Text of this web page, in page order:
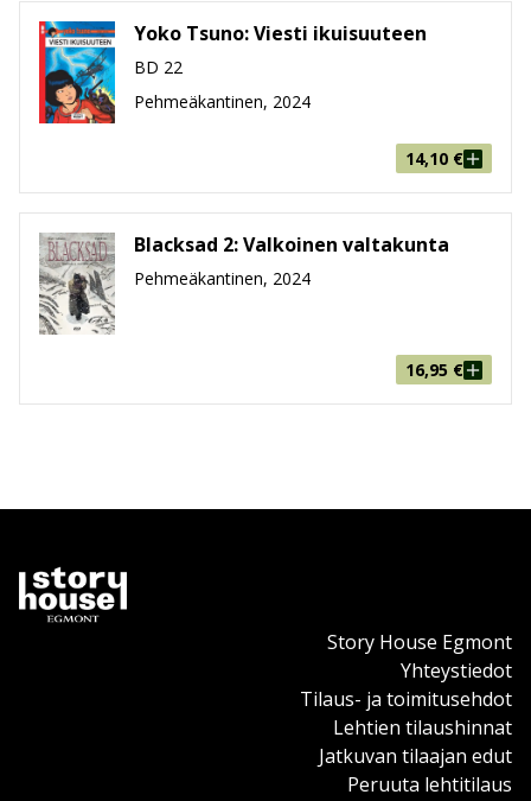
Yoko Tsuno: Viesti ikuisuuteen
BD 22
Pehmeäkantinen, 2024
14,10 €
Blacksad 2: Valkoinen valtakunta
Pehmeäkantinen, 2024
16,95 €
Story House Egmont
Yhteystiedot
Tilaus- ja toimitusehdot
Lehtien tilaushinnat
Jatkuvan tilaajan edut
Peruuta lehtitilaus